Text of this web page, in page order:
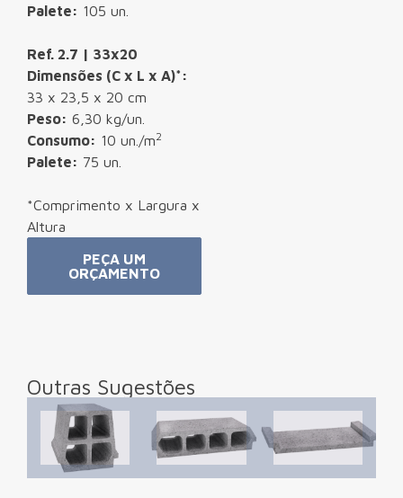
Palete: 105 un.
Ref. 2.7 | 33x20
Dimensões (C x L x A)*:
33 x 23,5 x 20 cm
Peso: 6,30 kg/un.
Consumo: 10 un./m2
Palete: 75 un.
*Comprimento x Largura x
Altura
PEÇA UM
ORÇAMENTO
Outras Sugestões